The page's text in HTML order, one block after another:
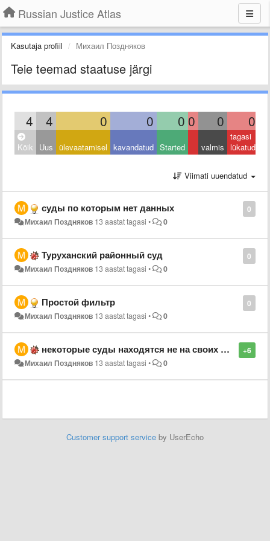
Russian Justice Atlas
Kasutaja profiil Михаил Поздняков
Teie teemad staatuse järgi
4 4 0 0 0 0 0 0
Kõik Uus ülevaatamisel kavandatud Started valmis
tagasi
lükatud
Viimati uuendatud
0
суды по которым нет данных
Михаил Поздняков 13 aastat tagasi • 0
0
Туруханский районный суд
Михаил Поздняков 13 aastat tagasi • 0
0
Простой фильтр
Михаил Поздняков 13 aastat tagasi • 0
+6
некоторые суды находятся не на своих местах
Михаил Поздняков 13 aastat tagasi • 0
Customer support service by UserEcho